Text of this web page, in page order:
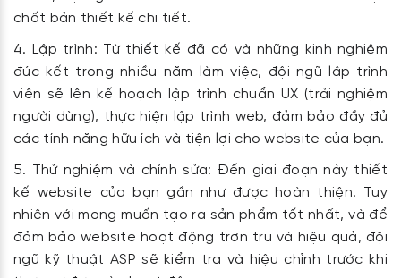
chốt bản thiết kế chi tiết.
Lập trình: Từ thiết kế đã có và những kinh nghiệm
đúc kết trong nhiều năm làm việc, đội ngũ lập trình
viên sẽ lên kế hoạch lập trình chuẩn UX (trải nghiệm
người dùng), thực hiện lập trình web, đảm bảo đầy đủ
các tính năng hữu ích và tiện lợi cho website của bạn.
Thử nghiệm và chỉnh sửa: Đến giai đoạn này thiết
kế website của bạn gần như được hoàn thiện. Tuy
nhiên với mong muốn tạo ra sản phẩm tốt nhất, và để
đảm bảo website hoạt động trơn tru và hiệu quả, đội
ngũ kỹ thuật ASP sẽ kiểm tra và hiệu chỉnh trước khi